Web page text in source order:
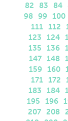
82
83 84
98 99 100
111 112
123
124
135
136
147 148
159 160
171 172
183
184
195
196
207 208